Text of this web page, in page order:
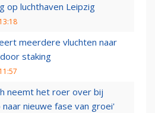
op luchthaven Leipzig
meerdere vluchten naar
staking
neemt het roer over bij
naar nieuwe fase van groei'